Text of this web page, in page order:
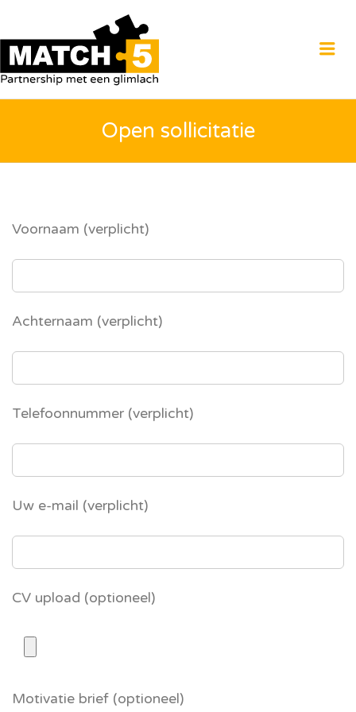
Open sollicitatie
Voornaam (verplicht)
Achternaam (verplicht)
Telefoonnummer (verplicht)
Uw e-mail (verplicht)
CV upload (optioneel)
Motivatie brief (optioneel)